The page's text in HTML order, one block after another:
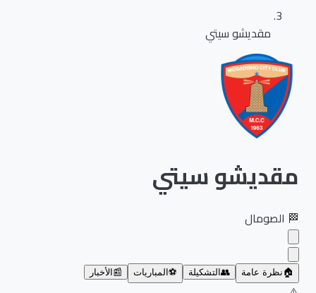
مقديشو سيتي
مقديشو سيتي
الصومال
نظرة عامة 👥 التشكيلة ⚽ المباريات 📰 الأخبار